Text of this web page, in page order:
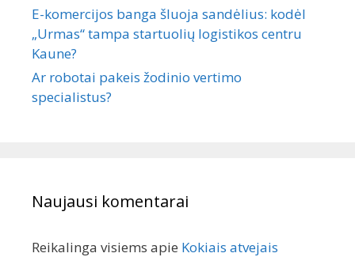
E-komercijos banga šluoja sandėlius: kodėl
„Urmas“ tampa startuolių logistikos centru
Kaune?
Ar robotai pakeis žodinio vertimo
specialistus?
Naujausi komentarai
Reikalinga visiems apie Kokiais atvejais